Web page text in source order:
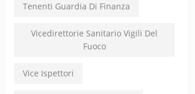
Tenenti Guardia Di Finanza
Vicedirettorie Sanitario Vigili Del
Fuoco
Vice Ispettori